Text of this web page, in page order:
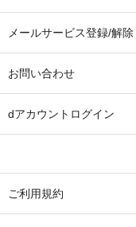
メールサービス登録/解除
お問い合わせ
dアカウントログイン
ご利用規約